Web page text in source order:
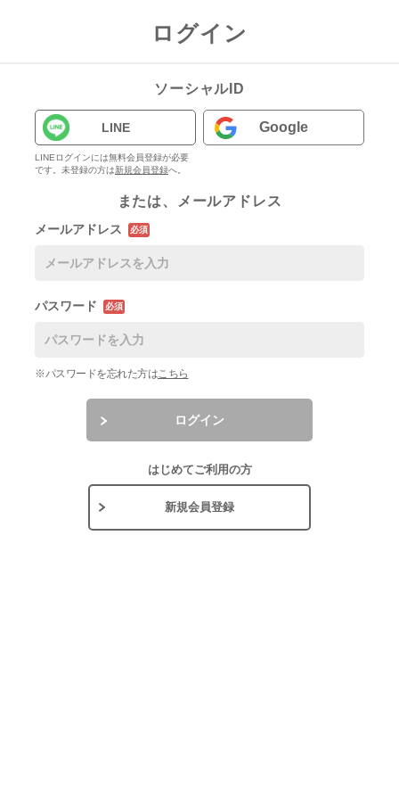
ログイン
ソーシャルID
LINE
LINEログインには無料会員登録が必要
です。未登録の方は新規会員登録へ。
Google
または、メールアドレス
メールアドレス 必須
パスワード 必須
※パスワードを忘れた方はこちら
ログイン
はじめてご利用の方
新規会員登録